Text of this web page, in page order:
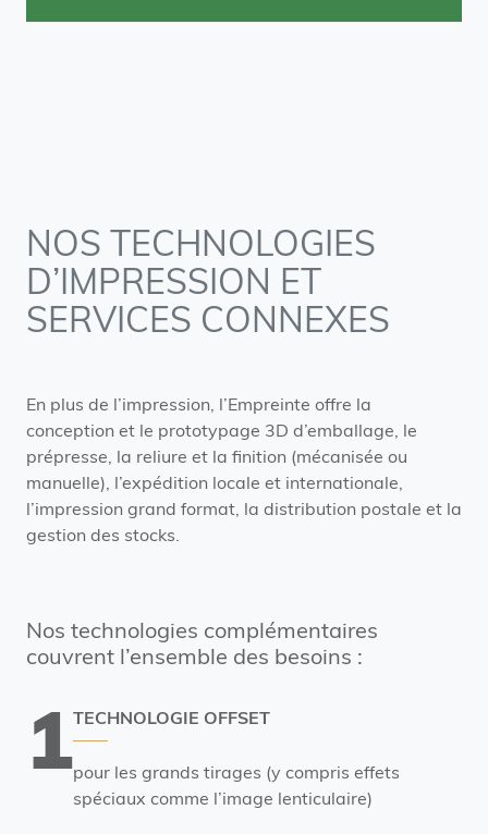
NOS TECHNOLOGIES
D’IMPRESSION ET
SERVICES CONNEXES
En plus de l’impression, l’Empreinte offre la
conception et le prototypage 3D d’emballage, le
prépresse, la reliure et la finition (mécanisée ou
manuelle), l’expédition locale et internationale,
l’impression grand format, la distribution postale et la
gestion des stocks.
Nos technologies complémentaires
couvrent l’ensemble des besoins :
1TECHNOLOGIE OFFSET
pour les grands tirages (y compris effets
spéciaux comme l’image lenticulaire)